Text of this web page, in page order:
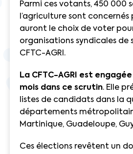
Parmi ces votants, 450 000
l’agriculture sont concernés
auront le choix de voter
organisations syndicales de
CFTC-AGRI.
La CFTC-AGRI est
mois dans ce scrutin. Elle
listes de candidats dans la
départements
Martinique, Guadeloupe,
Ces élections revêtent un